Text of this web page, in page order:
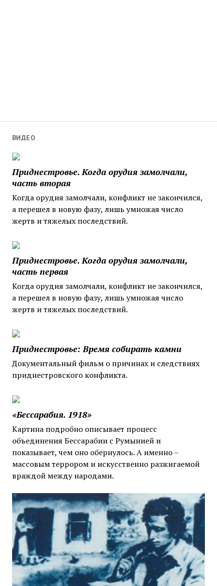
ВИДЕО
Приднестровье. Когда орудия замолчали,
часть вторая
Когда орудия замолчали, конфликт не закончился,
а перешел в новую фазу, лишь умножая число
жертв и тяжелых последствий.
Приднестровье. Когда орудия замолчали,
часть первая
Когда орудия замолчали, конфликт не закончился,
а перешел в новую фазу, лишь умножая число
жертв и тяжелых последствий.
Приднестровье: Время собирать камни
Документальный фильм о причинах и следствиях
приднестровского конфликта.
«Бессарабия. 1918»
Картина подробно описывает процесс
объединения Бессарабии с Румынией и
показывает, чем оно обернулось. А именно –
массовым террором и искусственно разжигаемой
враждой между народами.